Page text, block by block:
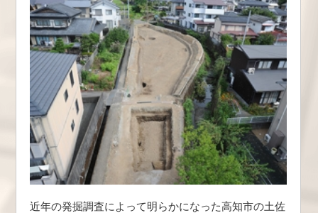
近年の発掘調査によって明らかになった高知市の土佐